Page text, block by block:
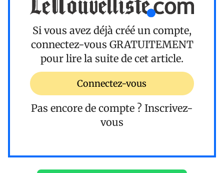
Si vous avez déjà créé un compte,
connectez-vous GRATUITEMENT
pour lire la suite de cet article.
Connectez-vous
Pas encore de compte ? Inscrivez-
vous